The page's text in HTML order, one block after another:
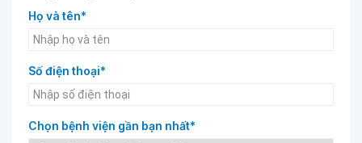
Họ và tên*
Số điện thoại*
Chọn bệnh viện gần bạn nhất*